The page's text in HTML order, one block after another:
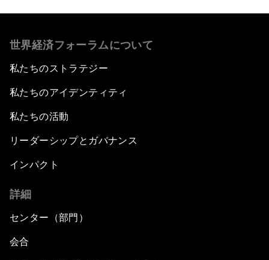
世界経済フォーラムについて
私たちのストラテジー
私たちのアイデンティティ
私たちの活動
リーダーシップとガバナンス
インパクト
詳細
センター（部門）
会合